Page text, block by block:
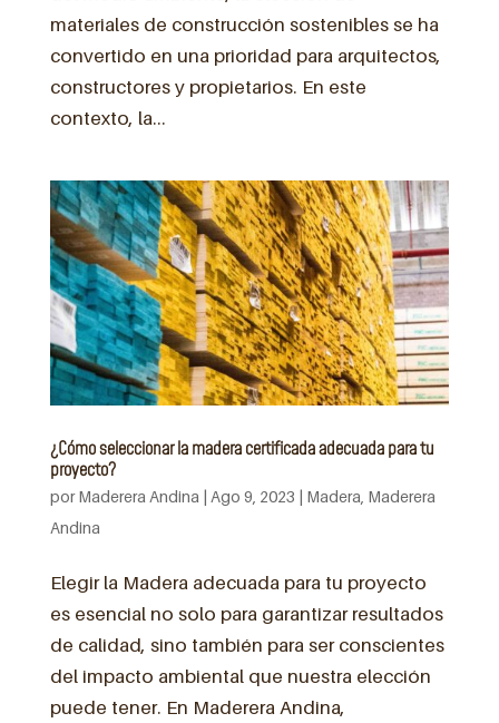
materiales de construcción sostenibles se ha
convertido en una prioridad para arquitectos,
constructores y propietarios. En este
contexto, la...
¿Cómo seleccionar la madera certificada adecuada para tu
proyecto?
porMaderera Andina | Ago 9, 2023 | Madera Maderera
Andina
Elegir la Madera adecuada para tu proyecto
es esencial no solo para garantizar resultados
de calidad, sino también para ser conscientes
del impacto ambiental que nuestra elección
puede tener. En Maderera Andina,